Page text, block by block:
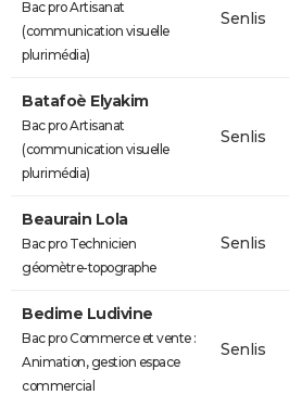
Bac pro Artisanat
(communication visuelle
plurimédia)
Senlis
Batafoè Elyakim
Bac pro Artisanat
(communication visuelle
plurimédia)
Senlis
Beaurain Lola
Bac pro Technicien
géomètre-topographe
Senlis
Bedime Ludivine
Bac pro Commerce et vente :
Animation, gestion espace
commercial
Senlis